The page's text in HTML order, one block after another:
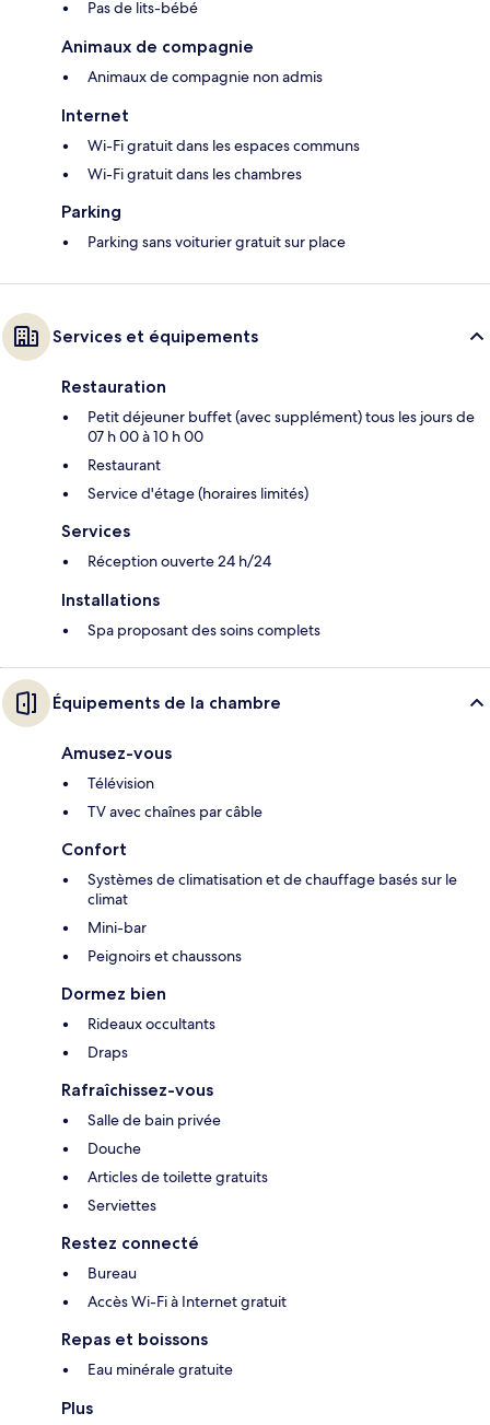
Pas de lits-bébé
Animaux de compagnie
Animaux de compagnie non admis
Internet
Wi-Fi gratuit dans les espaces communs
Wi-Fi gratuit dans les chambres
Parking
Parking sans voiturier gratuit sur place
Services et équipements
Restauration
Petit déjeuner buffet (avec supplément) tous les jours de
07 h 00 à 10 h 00
Restaurant
Service d'étage (horaires limités)
Services
Réception ouverte 24 h/24
Installations
Spa proposant des soins complets
Équipements de la chambre
Amusez-vous
Télévision
TV avec chaînes par câble
Confort
Systèmes de climatisation et de chauffage basés sur le
climat
Mini-bar
Peignoirs et chaussons
Dormez bien
Rideaux occultants
Draps
Rafraîchissez-vous
Salle de bain privée
Douche
Articles de toilette gratuits
Serviettes
Restez connecté
Bureau
Accès Wi-Fi à Internet gratuit
Repas et boissons
Eau minérale gratuite
Plus